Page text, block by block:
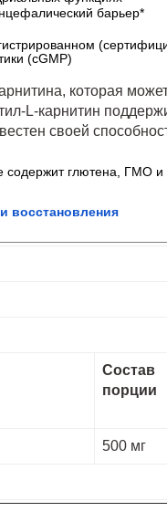
барьер*
(cGMP)
которая
L-карнитин
своей
содержит глютена, ГМО и
восстановления
Состав
порции
500 мг